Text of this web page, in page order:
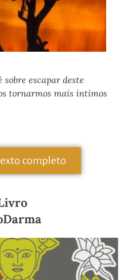
sobre escapar deste
tornarmos mais íntimos
completo